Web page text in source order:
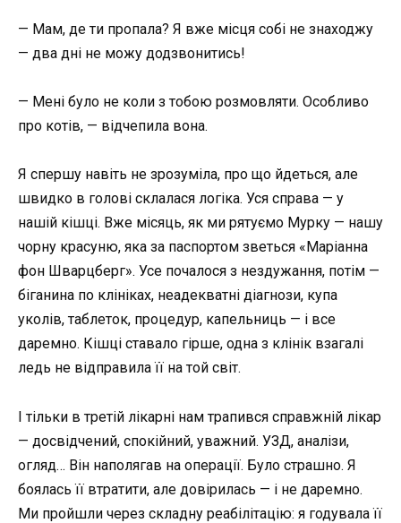
— Мам, де ти пропала? Я вже місця собі не знаходжу
— два дні не можу додзвонитись!
— Мені було не коли з тобою розмовляти. Особливо
про котів, — відчепила вона.
Я спершу навіть не зрозуміла, про що йдеться, але
швидко в голові склалася логіка. Уся справа — у
нашій кішці. Вже місяць, як ми рятуємо Мурку — нашу
чорну красуню, яка за паспортом зветься «Маріанна
фон Шварцберг». Усе почалося з нездужання, потім —
біганина по клініках, неадекватні діагнози, купа
уколів, таблеток, процедур, капельниць — і все
даремно. Кішці ставало гірше, одна з клінік взагалі
ледь не відправила її на той світ.
І тільки в третій лікарні нам трапився справжній лікар
— досвідчений, спокійний, уважний. УЗД, аналізи,
огляд… Він наполягав на операції. Було страшно. Я
боялась її втратити, але довірилась — і не даремно.
Ми пройшли через складну реабілітацію: я годувала її